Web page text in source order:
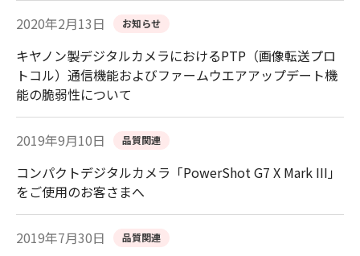
2020年2月13日 お知らせ
キヤノン製デジタルカメラにおけるPTP（画像転送プロ
トコル）通信機能およびファームウエアアップデート機
能の脆弱性について
2019年9月10日 品質関連
コンパクトデジタルカメラ「PowerShot G7 X Mark III」
をご使用のお客さまへ
2019年7月30日 品質関連